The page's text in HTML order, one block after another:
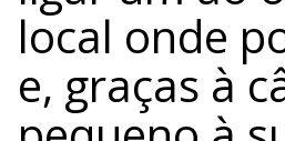
local onde
e, graças à